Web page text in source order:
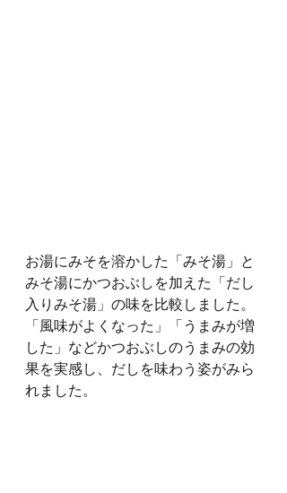
お湯にみそを溶かした「みそ湯」と
みそ湯にかつおぶしを加えた「だし
入りみそ湯」の味を比較しました。
「風味がよくなった」「うまみが増
した」などかつおぶしのうまみの効
果を実感し、だしを味わう姿がみら
れました。